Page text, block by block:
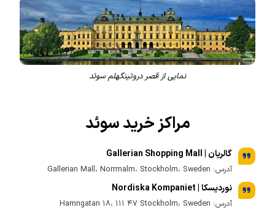
نمایی از قصر دروتینگهلم سوئد
مراکز خرید سوئد
گالریان | Gallerian Shopping Mall
آدرس: Gallerian Mall، Norrmalm، Stockholm، Sweden
نوردیسکا | Nordiska Kompaniet
آدرس: Hamngatan ۱۸، ۱۱۱ ۴۷ Stockholm، Sweden